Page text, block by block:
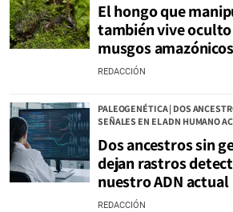
El hongo que
también vive
musgos amazónicos
REDACCIÓN
PALEOGENÉTICA | DOS
SEÑALES EN EL ADN HUMANO
Dos ancestros sin
dejan rastros
nuestro ADN actual
REDACCIÓN